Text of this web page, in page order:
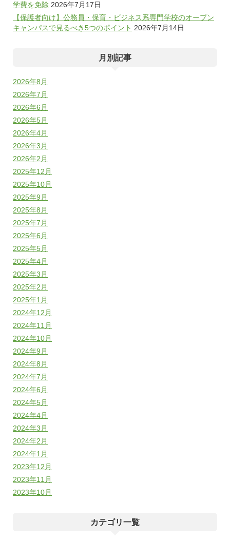
学費を免除 2026年7月17日
【保護者向け】公務員・保育・ビジネス系専門学校のオープン
キャンパスで見るべき5つのポイント 2026年7月14日
月別記事
2026年8月
2026年7月
2026年6月
2026年5月
2026年4月
2026年3月
2026年2月
2025年12月
2025年10月
2025年9月
2025年8月
2025年7月
2025年6月
2025年5月
2025年4月
2025年3月
2025年2月
2025年1月
2024年12月
2024年11月
2024年10月
2024年9月
2024年8月
2024年7月
2024年6月
2024年5月
2024年4月
2024年3月
2024年2月
2024年1月
2023年12月
2023年11月
2023年10月
カテゴリ一覧